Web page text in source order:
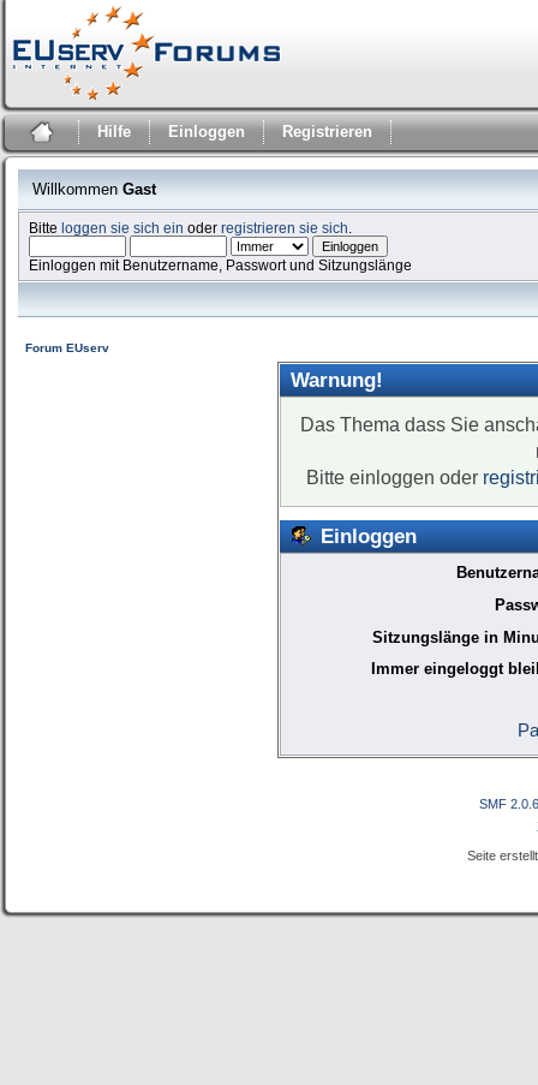
Hilfe Einloggen Registrieren
Willkommen Gast
Bitteloggen sie sich ein oderregistrieren sie sich
Einloggen mit Benutzername, Passwort und Sitzungslänge
Forum EUserv
Warnung!
Das Thema dass Sie
Bitte einloggen oder
Einloggen
Sitzungslänge in
Immer eingeloggt
SMF 2.0.6
Seite